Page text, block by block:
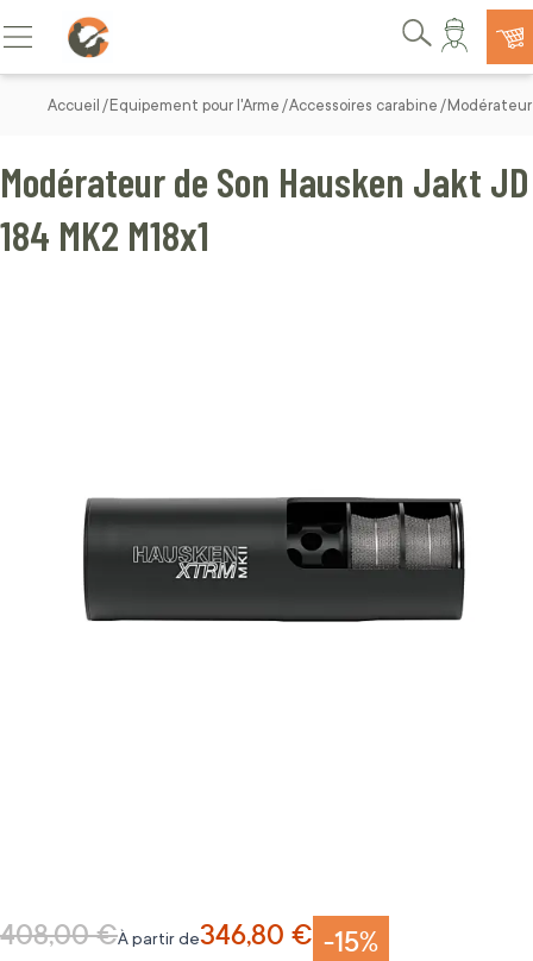
Allez au contenu
Basculer la navigation
Rechercher
Accueil Equipement pour l'Arme Accessoires carabine
Modérateur de Son Hausken Jakt JD
184 MK2 M18x1
-15%
À partir de346,80 €
Prix normal
408,00 €